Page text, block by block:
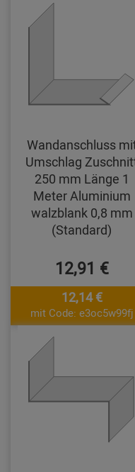
Wandanschluss
Umschlag
250 mm Länge 1
Meter Aluminium
walzblank 0,8 mm
(Standard)
12,91 €
12,14 €
mit Code: e3oc5w99fj